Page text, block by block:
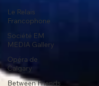
Le Relais
Francophone
Société EM
MEDIA Gallery
Opéra de
Calgary
Between Friends